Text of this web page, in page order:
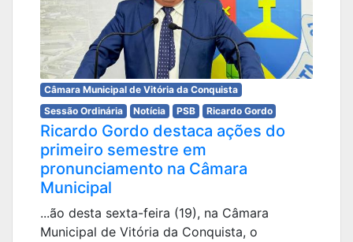
Câmara Municipal de Vitória da Conquista
Sessão Ordinária
Notícia PSB Ricardo Gordo
Ricardo Gordo destaca ações do
primeiro semestre em
pronunciamento na Câmara
Municipal
...ão desta sexta-feira (19), na Câmara
Municipal de Vitória da Conquista, o